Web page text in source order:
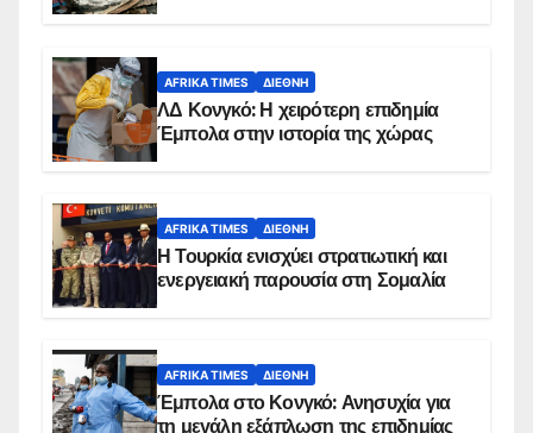
AFRIKA TIMES ΔΙΕΘΝΉ
ΛΔ Κονγκό: Η χειρότερη επιδημία
Έμπολα στην ιστορία της χώρας
AFRIKA TIMES ΔΙΕΘΝΉ
Η Τουρκία ενισχύει στρατιωτική και
ενεργειακή παρουσία στη Σομαλία
AFRIKA TIMES ΔΙΕΘΝΉ
Έμπολα στο Κονγκό: Ανησυχία για
τη μεγάλη εξάπλωση της επιδημίας